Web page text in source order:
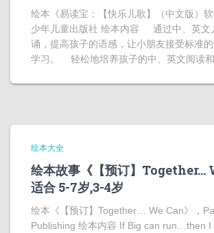
绘本《易读宝：【快乐儿歌】（中文版）
少年儿童出版社 绘本内容 通过中、英文
诵，提高孩子的语感，让小朋友接受标准
学习。 轻松地培养孩子的中、英文阅读和
绘本大全
绘本故事《【预订】Together…
适合 5-7岁,3-4岁
绘本《【预订】Together… We Can》，
Publishing 绘本内容 If Big can run…then